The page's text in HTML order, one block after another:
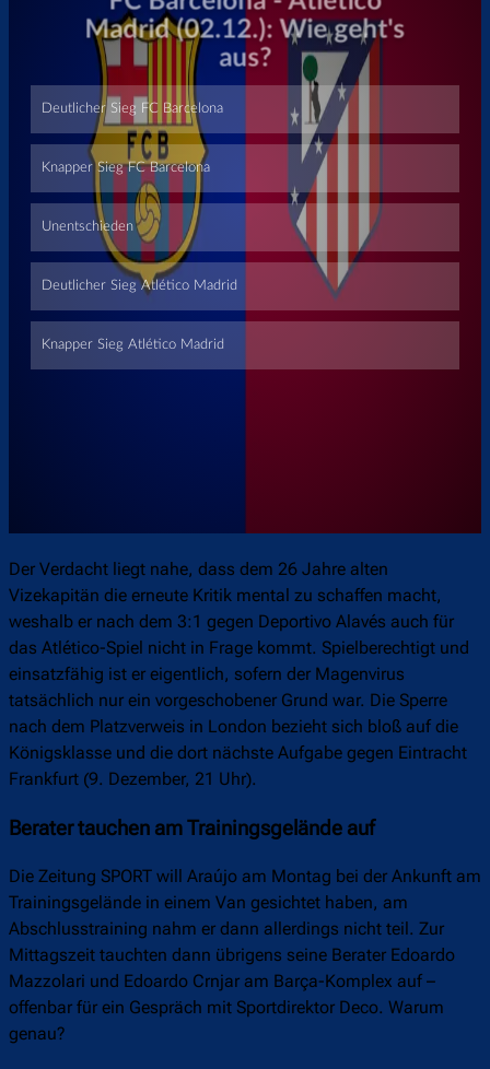
Der Verdacht liegt nahe, dass dem 26 Jahre alten
Vizekapitän die erneute Kritik mental zu schaffen macht,
weshalb er nach dem 3:1 gegen Deportivo Alavés auch für
das Atlético-Spiel nicht in Frage kommt. Spielberechtigt und
einsatzfähig ist er eigentlich, sofern der Magenvirus
tatsächlich nur ein vorgeschobener Grund war. Die Sperre
nach dem Platzverweis in London bezieht sich bloß auf die
Königsklasse und die dort nächste Aufgabe gegen Eintracht
Frankfurt (9. Dezember, 21 Uhr).
Berater tauchen am Trainingsgelände auf
Die Zeitung SPORT will Araújo am Montag bei der Ankunft am
Trainingsgelände in einem Van gesichtet haben, am
Abschlusstraining nahm er dann allerdings nicht teil. Zur
Mittagszeit tauchten dann übrigens seine Berater Edoardo
Mazzolari und Edoardo Crnjar am Barça-Komplex auf –
offenbar für ein Gespräch mit Sportdirektor Deco. Warum
genau?